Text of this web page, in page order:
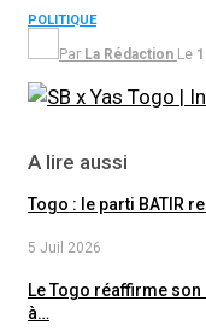
POLITIQUE
Par La Rédaction Le
A lire aussi
Togo : le parti BATIR
5 Juil 2026
Le Togo réaffirme
à…